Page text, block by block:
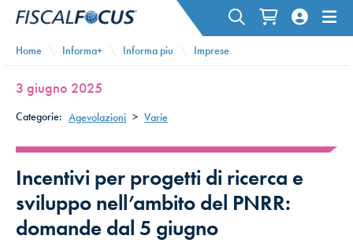
Home Informa+ Informa piu Imprese
3 giugno 2025
Categorie: Agevolazioni > Varie
Incentivi per progetti di ricerca e
sviluppo nell’ambito del PNRR:
domande dal 5 giugno